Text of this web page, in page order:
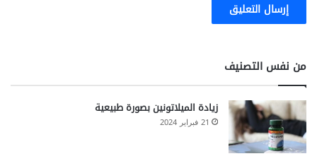
من نفس التصنيف
زيادة الميلاتونين بصورة طبيعية
21 فبراير 2024